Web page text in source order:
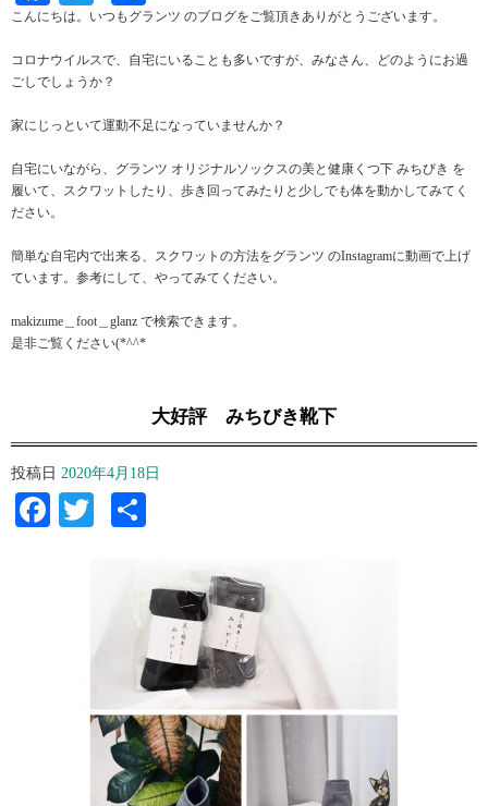
有
こんにちは。いつもグランツ のブログをご覧頂きありがとうございます。
コロナウイルスで、自宅にいることも多いですが、みなさん、どのようにお過
ごしでしょうか？
家にじっといて運動不足になっていませんか？
自宅にいながら、グランツ オリジナルソックスの美と健康くつ下 みちびき を
履いて、スクワットしたり、歩き回ってみたりと少しでも体を動かしてみてく
ださい。
簡単な自宅内で出来る、スクワットの方法をグランツ のInstagramに動画で上げ
ています。参考にして、やってみてください。
makizume＿foot＿glanz で検索できます。
是非ご覧ください(*^^*ゞ
大好評 みちびき靴下
投稿日 2020年4月18日
Facebook
Twitter